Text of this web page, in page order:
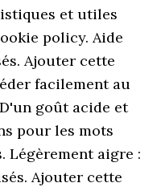
et utiles
policy. Aide
Ajouter cette
facilement au
goût acide et
pour les mots
Légèrement aigre :
Ajouter cette